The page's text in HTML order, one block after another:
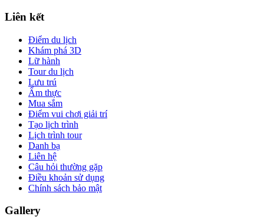
Liên kết
Điểm du lịch
Khám phá 3D
Lữ hành
Tour du lịch
Lưu trú
Ẩm thực
Mua sắm
Điểm vui chơi giải trí
Tạo lịch trình
Lịch trình tour
Danh bạ
Liên hệ
Câu hỏi thường gặp
Điều khoản sử dụng
Chính sách bảo mật
Gallery